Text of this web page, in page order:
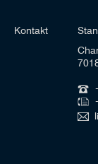
Kontakt